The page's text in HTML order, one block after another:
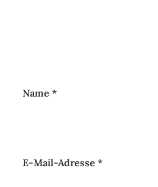
Name*
E-Mail-Adresse*